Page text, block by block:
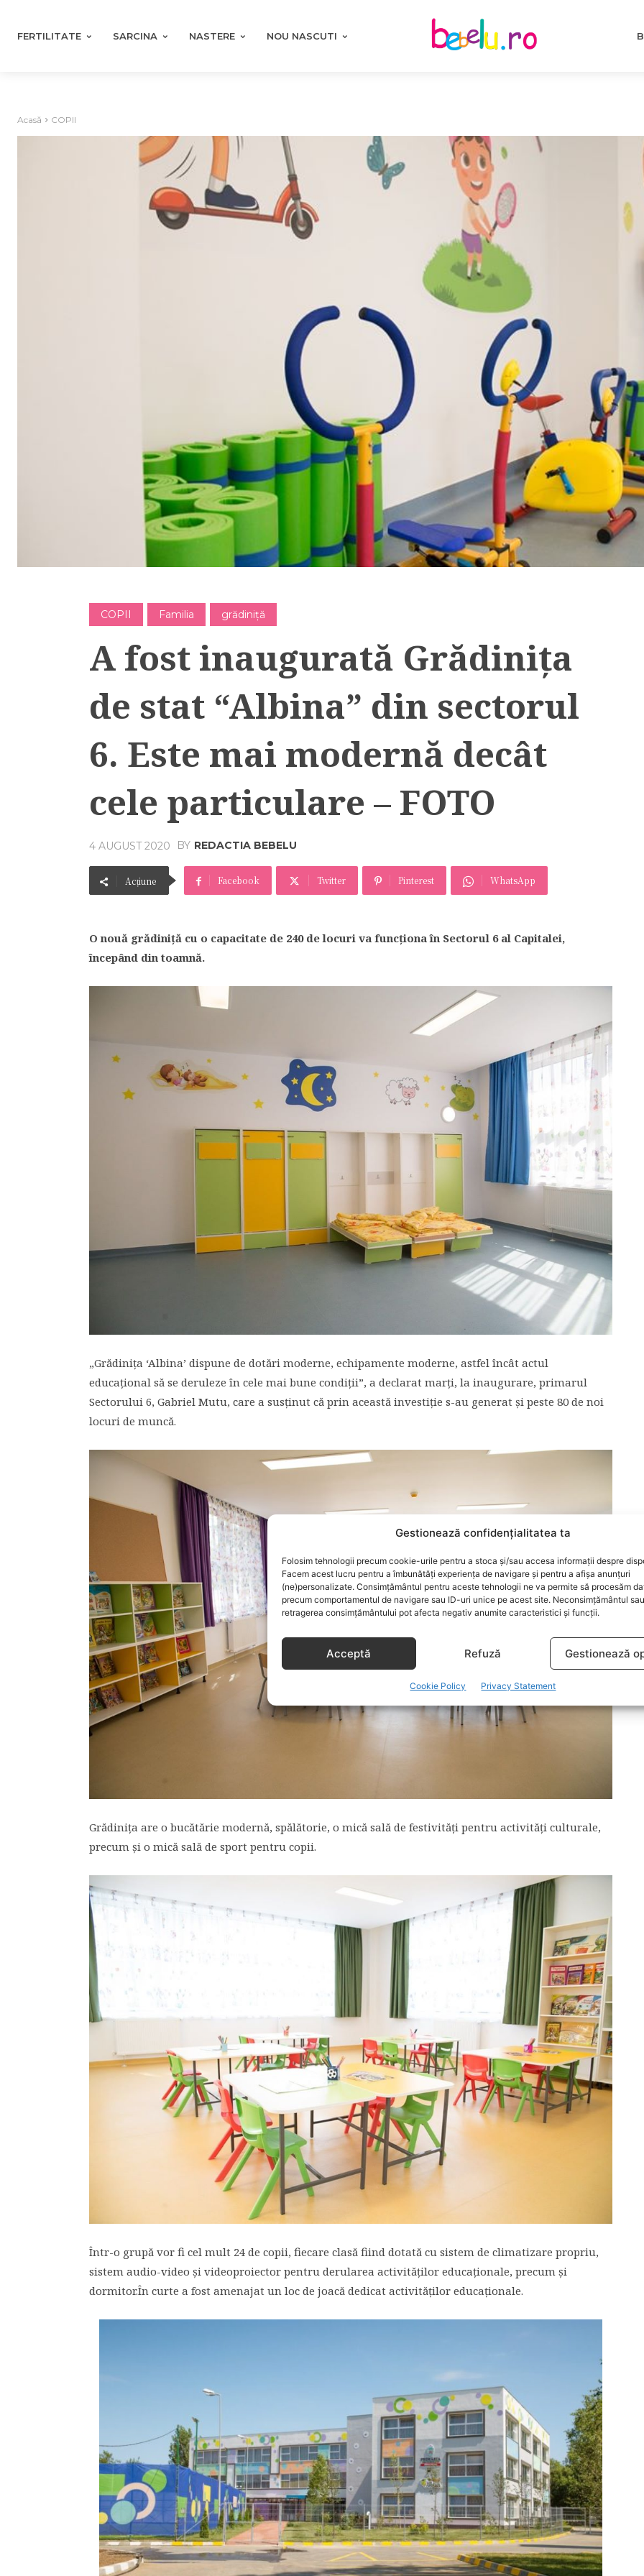
Gestionează confidențialitatea ta
Folosim tehnologii precum cookie-urile pentru a stoca și/sau accesa informații despre
Facem acest lucru pentru a îmbunătăți experiența de navigare și pentru a afișa anunțuri
(ne)personalizate. Consimțământul pentru aceste tehnologii ne va permite să procesăm
precum comportamentul de navigare sau ID-uri unice pe acest site. Neconsimțământul sau
retragerea consimțământului pot afecta negativ anumite caracteristici și funcții.
Acceptă Refuză Gestionează
Cookie Policy Privacy Statement
FERTILITATE SARCINA NASTERE NOU NASCUTI
Acasă COPII
COPII Familia grădiniţă
A fost inaugurată Grădinița
de stat “Albina” din sectorul
6. Este mai modernă decât
cele particulare – FOTO
4 AUGUST 2020 BY REDACTIA BEBELU
Acțiune Facebook Twitter Pinterest WhatsApp
O nouă grădiniţă cu o capacitate de 240 de locuri va funcţiona în Sectorul 6 al Capitalei,
începând din toamnă.
„Grădiniţa ‘Albina’ dispune de dotări moderne, echipamente moderne, astfel încât actul
educaţional să se deruleze în cele mai bune condiţii”, a declarat marţi, la inaugurare, primarul
Sectorului 6, Gabriel Mutu, care a susţinut că prin această investiţie s-au generat şi peste 80 de noi
locuri de muncă.
Grădiniţa are o bucătărie modernă, spălătorie, o mică sală de festivităţi pentru activităţi culturale,
precum şi o mică sală de sport pentru copii.
Într-o grupă vor fi cel mult 24 de copii, fiecare clasă fiind dotată cu sistem de climatizare propriu,
sistem audio-video şi videoproiector pentru derularea activităţilor educaţionale, precum şi
dormitor.În curte a fost amenajat un loc de joacă dedicat activităţilor educaţionale.